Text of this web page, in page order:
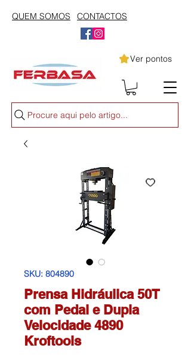
QUEM SOMOS CONTACTOS
Ver pontos
Procure aqui pelo artigo...
SKU: 804890
Prensa Hidráulica 50T
com Pedal e Dupla
Velocidade 4890
Kroftools